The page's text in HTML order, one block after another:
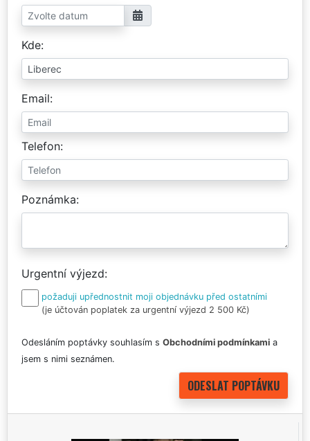
Kde
Email
Telefon
Poznámka
Urgentní výjezd
požaduji upřednostnit moji objednávku před ostatními
(je účtován poplatek za urgentní výjezd 2 500 Kč)
Odesláním poptávky souhlasím s Obchodními podmínkami a
jsem s nimi seznámen.